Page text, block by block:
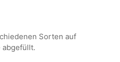
Sorten auf
abgefüllt.